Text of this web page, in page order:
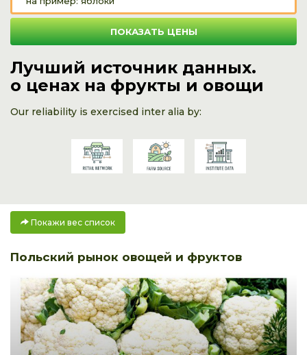
ПОКАЗАТЬ ЦЕНЫ
Лучший источник данных.
о ценах на фрукты и овощи
Our reliability is exercised inter alia by:
Покажи вес список
Польский рынок овощей и фруктов